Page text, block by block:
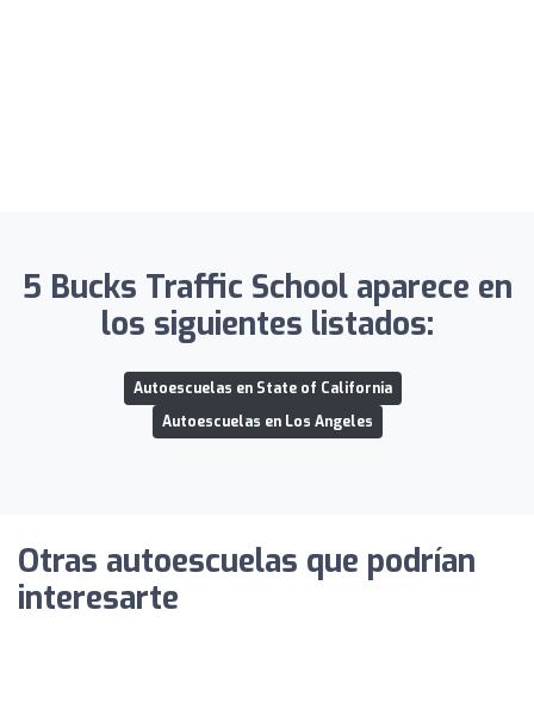
5 Bucks Traffic School aparece en
los siguientes listados:
Autoescuelas en State of California
Autoescuelas en Los Angeles
Otras autoescuelas que podrían
interesarte